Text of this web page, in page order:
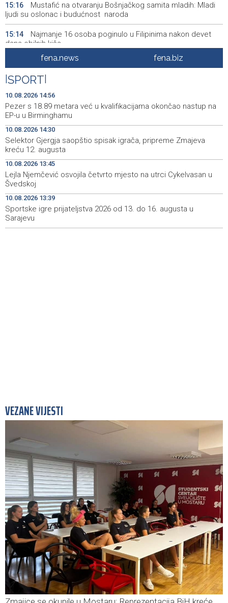
15:16
Mustafić na otvaranju Bošnjačkog samita mladih: Mladi
ljudi su oslonac i budućnost naroda
15:14
Najmanje 16 osoba poginulo u Filipinima nakon devet
dana obilnih kiša
Prva grupa sirijskih Kurda krenula prema gradu Ras al-
Ainu
15:00 Najave događaja za 11. 8. 2026. godine (utorak)
14:56
Pezer s 18.89 metara već u kvalifikacijama okončao
nastup na EP-u u Birminghamu
14:53
FBiH Government secures funds for overdue wages at
Zenica coal mine
14:38
Prijatelji životinja traže zabranu korištenja konja za vuču
turističkih kočija
14:34 Saopćenje za javnost SDP BiH
fena.news fena.biz
SPORT
10.08.2026 14:56
Pezer s 18.89 metara već u kvalifikacijama okončao nastup na
EP-u u Birminghamu
10.08.2026 14:30
Selektor Gjergja saopštio spisak igrača, pripreme Zmajeva
kreću 12. augusta
10.08.2026 13:45
Lejla Njemčević osvojila četvrto mjesto na utrci Cykelvasan u
Švedskoj
10.08.2026 13:39
Sportske igre prijateljstva 2026 od 13. do 16. augusta u
Sarajevu
VEZANE VIJESTI